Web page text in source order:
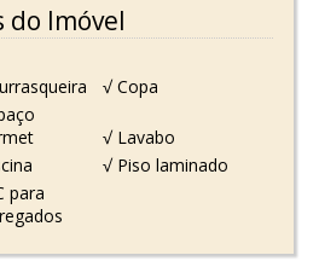
do Imóvel
√ Copa
√ Lavabo
√ Piso laminado
para